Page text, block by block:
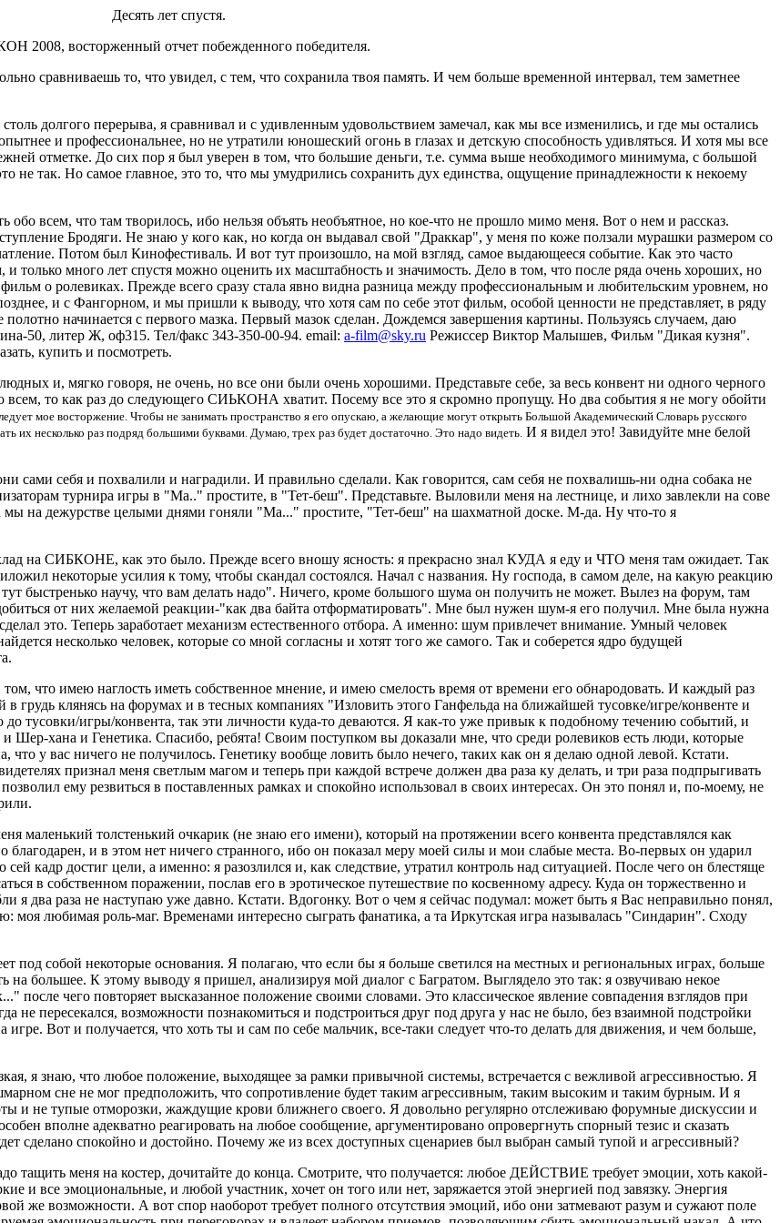
Десять лет спустя.
2008, восторженный отчет побежденного победителя.
сравниваешь то, что увидел, с тем, что сохранила твоя память. И чем больше временной интервал, тем заметнее
долгого перерыва, я сравнивал и с удивленным удовольствием замечал, как мы все изменились, и где мы остались
и профессиональнее, но не утратили юношеский огонь в глазах и детскую способность удивляться. И хотя мы все
отметке. До сих пор я был уверен в том, что большие деньги, т.е. сумма выше необходимого минимума, с большой
не так. Но самое главное, это то, что мы умудрились сохранить дух единства, ощущение принадлежности к некоему
обо всем, что там творилось, ибо нельзя объять необъятное, но кое-что не прошло мимо меня. Вот о нем и рассказ.
Бродяги. Не знаю у кого как, но когда он выдавал свой "Драккар", у меня по коже ползали мурашки размером со
Потом был Кинофестиваль. И вот тут произошло, на мой взгляд, самое выдающееся событие. Как это часто
только много лет спустя можно оценить их масштабность и значимость. Дело в том, что после ряда очень хороших, но
ролевиках. Прежде всего сразу стала явно видна разница между профессиональным и любительским уровнем, но
и с Фангорном, и мы пришли к выводу, что хотя сам по себе этот фильм, особой ценности не представляет, в ряду
начинается с первого мазка. Первый мазок сделан. Дождемся завершения картины. Пользуясь случаем, даю
50, литер Ж, оф315. Тел/факс 343-350-00-94. email: a-film@sky.ru Режиссер Виктор Малышев, Фильм "Дикая кузня".
купить и посмотреть.
и, мягко говоря, не очень, но все они были очень хорошими. Представьте себе, за весь конвент ни одного черного
всем, то как раз до следующего СИЬКОНА хватит. Посему все это я скромно пропущу. Но два события я не могу обойти
мое восторжение. Чтобы не занимать пространство я его опускаю, а желающие могут открыть Большой Академический Словарь русского
их несколько раз подряд большими буквами. Думаю, трех раз будет достаточно. Это надо видеть. И я видел это! Завидуйте мне белой
сами себя и похвалили и наградили. И правильно сделали. Как говорится, сам себя не похвалишь-ни одна собака не
турнира игры в "Ма.." простите, в "Тет-беш". Представьте. Выловили меня на лестнице, и лихо завлекли на сове
на дежурстве целыми днями гоняли "Ма..." простите, "Тет-беш" на шахматной доске. М-да. Ну что-то я
на СИБКОНЕ, как это было. Прежде всего вношу ясность: я прекрасно знал КУДА я еду и ЧТО меня там ожидает. Так
некоторые усилия к тому, чтобы скандал состоялся. Начал с названия. Ну господа, в самом деле, на какую реакцию
быстренько научу, что вам делать надо". Ничего, кроме большого шума он получить не может. Вылез на форум, там
от них желаемой реакции-"как два байта отформатировать". Мне был нужен шум-я его получил. Мне была нужна
это. Теперь заработает механизм естественного отбора. А именно: шум привлечет внимание. Умный человек
несколько человек, которые со мной согласны и хотят того же самого. Так и соберется ядро будущей
что имею наглость иметь собственное мнение, и имею смелость время от времени его обнародовать. И каждый раз
в грудь клянясь на форумах и в тесных компаниях "Изловить этого Ганфельда на ближайшей тусовке/игре/конвенте и
до тусовки/игры/конвента, так эти личности куда-то деваются. Я как-то уже привык к подобному течению событий, и
Шер-хана и Генетика. Спасибо, ребята! Своим поступком вы доказали мне, что среди ролевиков есть люди, которые
что у вас ничего не получилось. Генетику вообще ловить было нечего, таких как он я делаю одной левой. Кстати.
признал меня светлым магом и теперь при каждой встрече должен два раза ку делать, и три раза подпрыгивать
ему резвиться в поставленных рамках и спокойно использовал в своих интересах. Он это понял и, по-моему, не
маленький толстенький очкарик (не знаю его имени), который на протяжении всего конвента представлялся как
и в этом нет ничего странного, ибо он показал меру моей силы и мои слабые места. Во-первых он ударил
кадр достиг цели, а именно: я разозлился и, как следствие, утратил контроль над ситуацией. После чего он блестяще
в собственном поражении, послав его в эротическое путешествие по косвенному адресу. Куда он торжественно и
я два раза не наступаю уже давно. Кстати. Вдогонку. Вот о чем я сейчас подумал: может быть я Вас неправильно понял,
моя любимая роль-маг. Временами интересно сыграть фанатика, а та Иркутская игра называлась "Синдарин". Сходу
под собой некоторые основания. Я полагаю, что если бы я больше светился на местных и региональных играх, больше
на большее. К этому выводу я пришел, анализируя мой диалог с Багратом. Выглядело это так: я озвучиваю некое
после чего повторяет высказанное положение своими словами. Это классическое явление совпадения взглядов при
не пересекался, возможности познакомиться и подстроиться друг под друга у нас не было, без взаимной подстройки
Вот и получается, что хоть ты и сам по себе мальчик, все-таки следует что-то делать для движения, и чем больше,
я знаю, что любое положение, выходящее за рамки привычной системы, встречается с вежливой агрессивностью. Я
сне не мог предположить, что сопротивление будет таким агрессивным, таким высоким и таким бурным. И я
и не тупые отморозки, жаждущие крови ближнего своего. Я довольно регулярно отслеживаю форумные дискуссии и
вполне адекватно реагировать на любое сообщение, аргументировано опровергнуть спорный тезис и сказать
сделано спокойно и достойно. Почему же из всех доступных сценариев был выбран самый тупой и агрессивный?
меня на костер, дочитайте до конца. Смотрите, что получается: любое ДЕЙСТВИЕ требует эмоции, хоть какой-
все эмоциональные, и любой участник, хочет он того или нет, заряжается этой энергией под завязку. Энергия
же возможности. А вот спор наоборот требует полного отсутствия эмоций, ибо они затмевают разум и сужают поле